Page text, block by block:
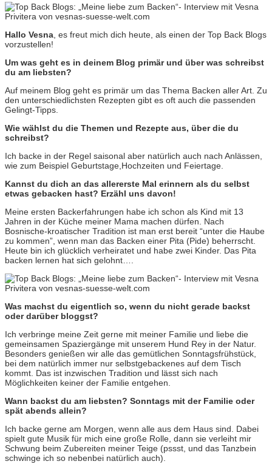
Hallo Vesna , es freut mich dich heute, als einen der Top Back Blogs
vorzustellen!
Um was geht es in deinem Blog primär und über was schreibst
du am liebsten?
Auf meinem Blog geht es primär um das Thema Backen aller Art. Zu
den unterschiedlichsten Rezepten gibt es oft auch die passenden
Gelingt-Tipps.
Wie wählst du die Themen und Rezepte aus, über die du
schreibst?
Ich backe in der Regel saisonal aber natürlich auch nach Anlässen,
wie zum Beispiel Geburtstage,Hochzeiten und Feiertage.
Kannst du dich an das allererste Mal erinnern als du selbst
etwas gebacken hast? Erzähl uns davon!
Meine ersten Backerfahrungen habe ich schon als Kind mit 13
Jahren in der Küche meiner Mama machen dürfen. Nach
Bosnische-kroatischer Tradition ist man erst bereit “unter die Haube
zu kommen”, wenn man das Backen einer Pita (Pide) beherrscht.
Heute bin ich glücklich verheiratet und habe zwei Kinder. Das Pita
backen lernen hat sich gelohnt….
Was machst du eigentlich so, wenn du nicht gerade backst
oder darüber bloggst?
Ich verbringe meine Zeit gerne mit meiner Familie und liebe die
gemeinsamen Spaziergänge mit unserem Hund Rey in der Natur.
Besonders genießen wir alle das gemütlichen Sonntagsfrühstück,
bei dem natürlich immer nur selbstgebackenes auf dem Tisch
kommt. Das ist inzwischen Tradition und lässt sich nach
Möglichkeiten keiner der Familie entgehen.
Wann backst du am liebsten? Sonntags mit der Familie oder
spät abends allein?
Ich backe gerne am Morgen, wenn alle aus dem Haus sind. Dabei
spielt gute Musik für mich eine große Rolle, dann sie verleiht mir
Schwung beim Zubereiten meiner Teige (pssst, und das Tanzbein
schwinge ich so nebenbei natürlich auch).